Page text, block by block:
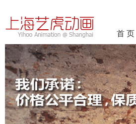
首 页